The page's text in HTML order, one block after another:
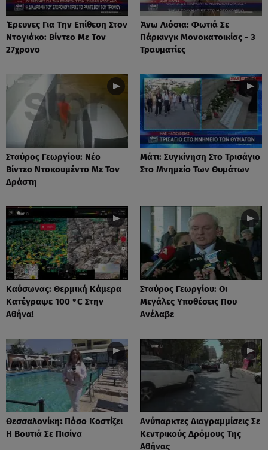
Έρευνες Για Την Επίθεση Στον
Ντογιάκο: Βίντεο Με Τον
27χρονο
Άνω Λιόσια: Φωτιά Σε
Πάρκινγκ Μονοκατοικίας - 3
Τραυματίες
Σταύρος Γεωργίου: Νέο
Βίντεο Ντοκουμέντο Με Τον
Δράστη
Μάτι: Συγκίνηση Στο Τρισάγιο
Στο Μνημείο Των Θυμάτων
Καύσωνας: Θερμική Κάμερα
Κατέγραψε 100 °C Στην
Αθήνα!
Σταύρος Γεωργίου: Οι
Μεγάλες Υποθέσεις Που
Ανέλαβε
Θεσσαλονίκη: Πόσο Κοστίζει
Η Βουτιά Σε Πισίνα
Ανύπαρκτες Διαγραμμίσεις Σε
Κεντρικούς Δρόμους Της
Αθήνας